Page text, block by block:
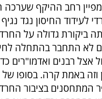
רחב ההיקף שערכה
לעידוד החיסון נגד
ביקורת גדולה על
לא התחבר בהתחלה
אצל רבנים ואדמו"רים
באמת קרה. בסופו של
המתחסנים בציבור